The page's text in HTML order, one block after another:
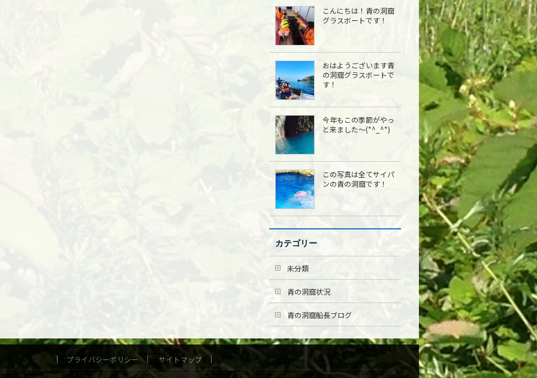
こんにちは︎！青の洞窟
グラスボートです！
おはようございます青
の洞窟グラスボートで
す！
今年もこの季節がやっ
と来ました〜(*^_^*)
この写真は全てサイパ
ンの青の洞窟です！
カテゴリー
未分類
青の洞窟状況
青の洞窟船長ブログ
プライバシーポリシー サイトマップ